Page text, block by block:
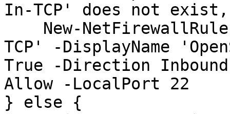
In-TCP' does not
TCP' -DisplayName
True -Direction
Allow -LocalPort 22
} else {